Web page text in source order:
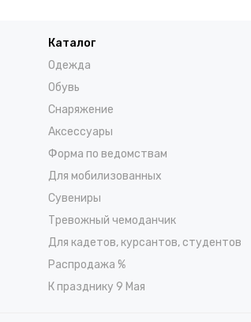
Каталог
Одежда
Обувь
Снаряжение
Аксессуары
Форма по ведомствам
Для мобилизованных
Сувениры
Тревожный чемоданчик
Для кадетов, курсантов, студентов
Распродажа %
К празднику 9 Мая